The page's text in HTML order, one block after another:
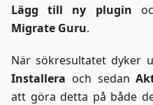
Lägg till ny plugin
Migrate Guru.
När sökresultatet dyker
Installera och sedan
att göra detta på både